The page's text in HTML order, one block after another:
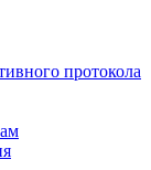
протокола